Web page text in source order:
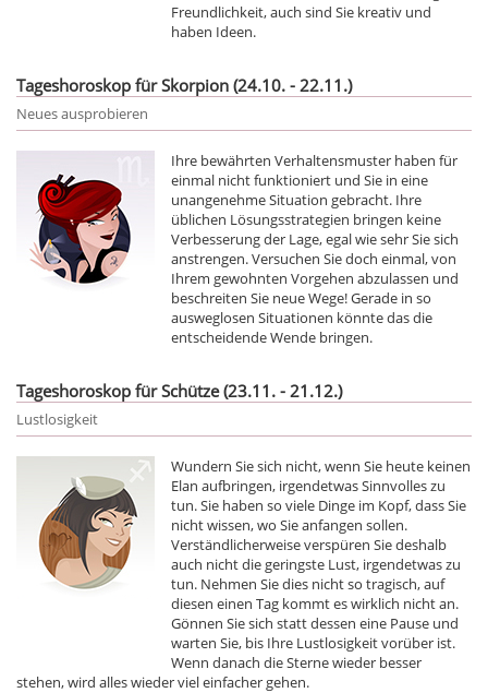
Freundlichkeit, auch sind Sie kreativ und
haben Ideen.
Tageshoroskop für Skorpion (24.10. - 22.11.)
Neues ausprobieren
Ihre bewährten Verhaltensmuster haben für
einmal nicht funktioniert und Sie in eine
unangenehme Situation gebracht. Ihre
üblichen Lösungsstrategien bringen keine
Verbesserung der Lage, egal wie sehr Sie sich
anstrengen. Versuchen Sie doch einmal, von
Ihrem gewohnten Vorgehen abzulassen und
beschreiten Sie neue Wege! Gerade in so
ausweglosen Situationen könnte das die
entscheidende Wende bringen.
Tageshoroskop für Schütze (23.11. - 21.12.)
Lustlosigkeit
Wundern Sie sich nicht, wenn Sie heute keinen
Elan aufbringen, irgendetwas Sinnvolles zu
tun. Sie haben so viele Dinge im Kopf, dass Sie
nicht wissen, wo Sie anfangen sollen.
Verständlicherweise verspüren Sie deshalb
auch nicht die geringste Lust, irgendetwas zu
tun. Nehmen Sie dies nicht so tragisch, auf
diesen einen Tag kommt es wirklich nicht an.
Gönnen Sie sich statt dessen eine Pause und
warten Sie, bis Ihre Lustlosigkeit vorüber ist.
Wenn danach die Sterne wieder besser
stehen, wird alles wieder viel einfacher gehen.